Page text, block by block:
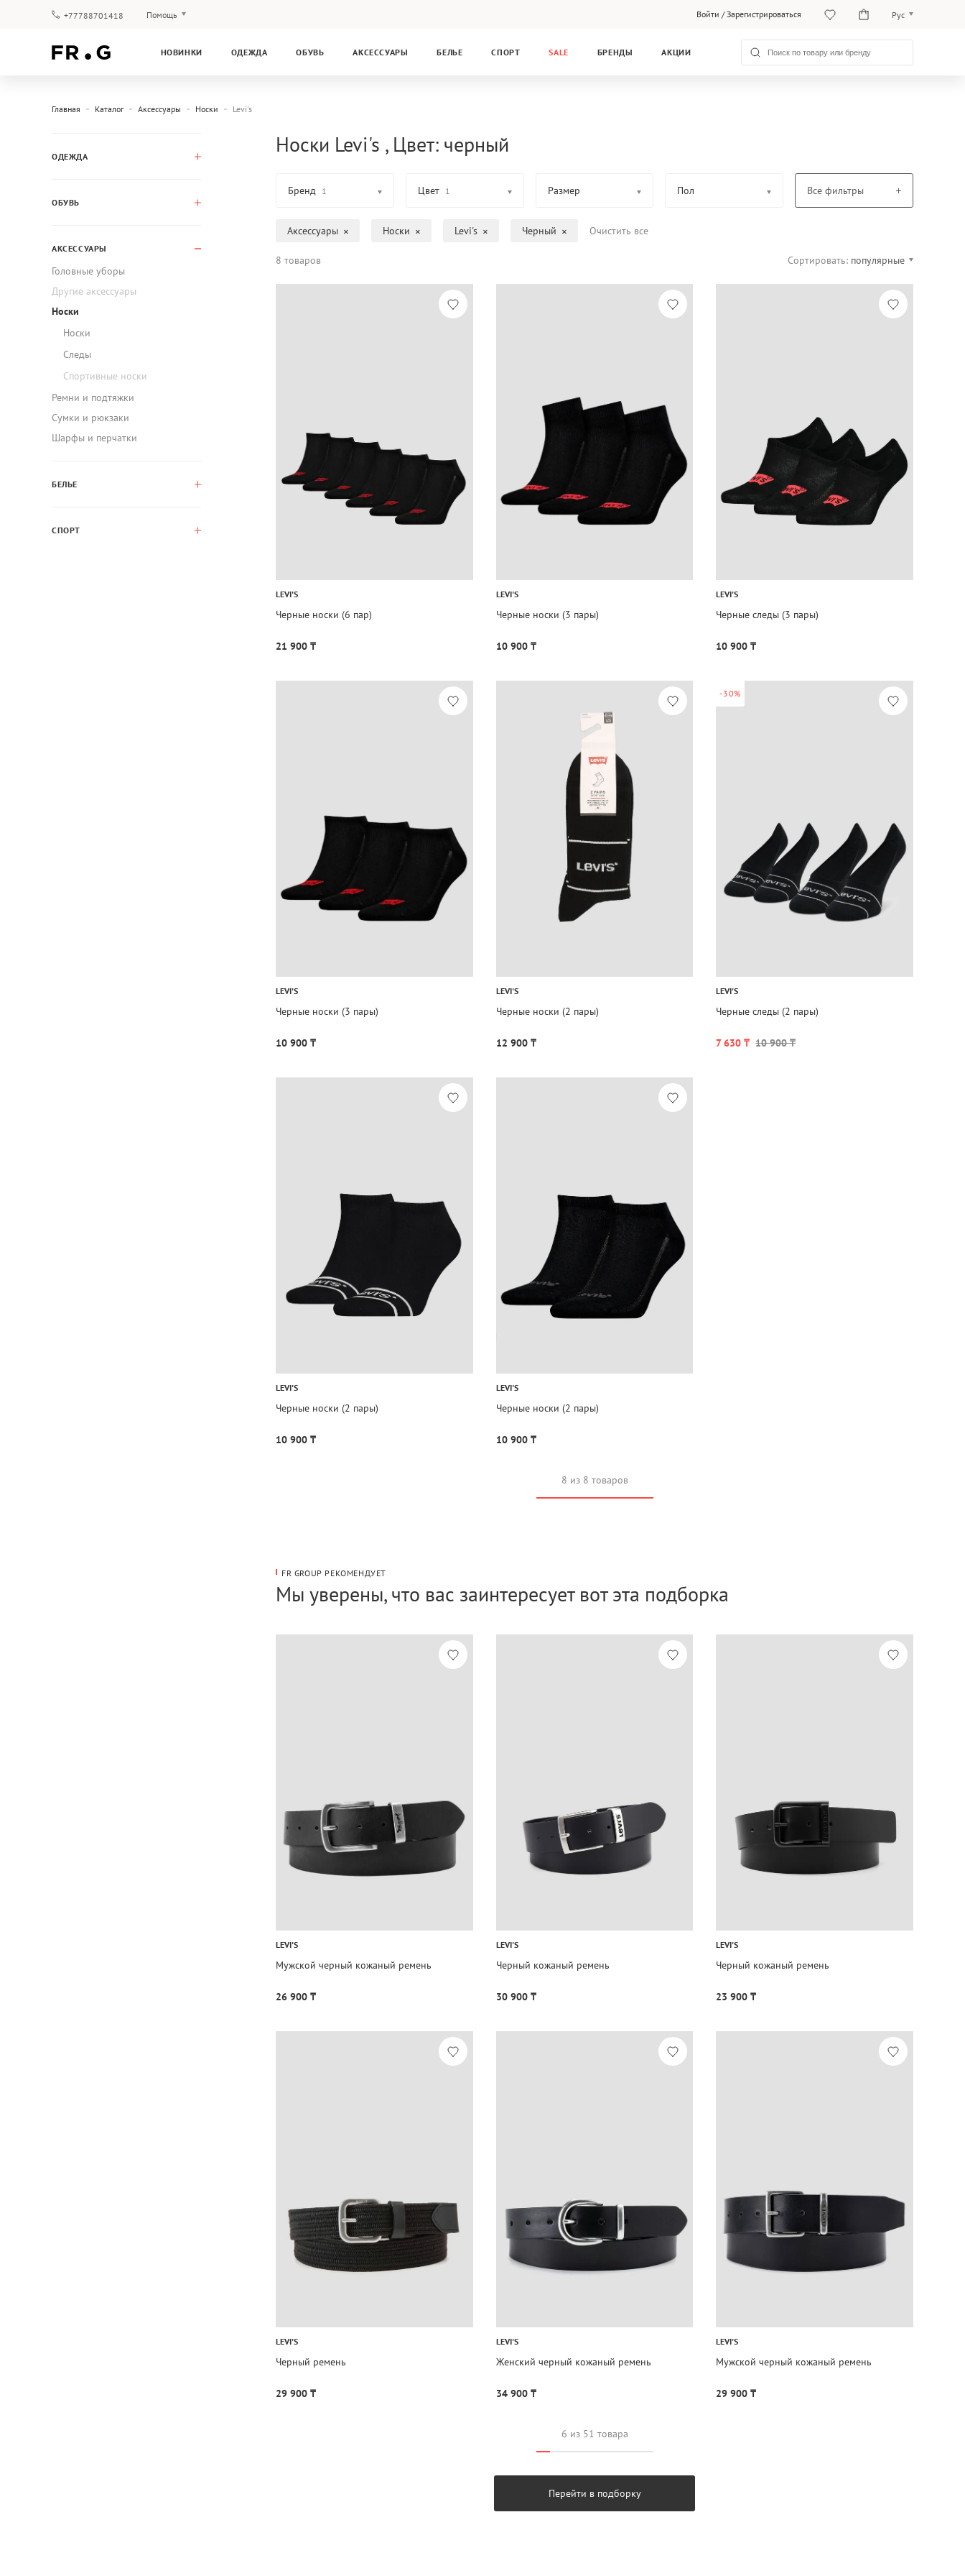
+77788701418 Помощь Войти /Зарегистрироваться Рус
Қаз
НОВИНКИ ОДЕЖДА ОБУВЬ АКСЕССУАРЫ БЕЛЬЕ СПОРТ SALE БРЕНДЫ АКЦИИ
Главная Каталог Аксессуары Носки Levi's
ОДЕЖДА
ОБУВЬ
АКСЕССУАРЫ
Головные уборы
Другие аксессуары
Носки
Носки
Следы
Спортивные носки
Ремни и подтяжки
Сумки и рюкзаки
Шарфы и перчатки
БЕЛЬЕ
СПОРТ
Носки Levi's , Цвет: черный
Бренд 1 Цвет 1 Размер Пол Все фильтры
Аксессуары Носки Levi's Черный Очистить все
8 товаров Сортировать: популярные
LEVI'S
Черные носки (6 пар)
21 900 ₸
LEVI'S
Черные носки (3 пары)
10 900 ₸
LEVI'S
Черные следы (3 пары)
10 900 ₸
LEVI'S
Черные носки (3 пары)
10 900 ₸
LEVI'S
Черные носки (2 пары)
12 900 ₸
-30%
LEVI'S
Черные следы (2 пары)
7 630 ₸ 10 900 ₸
LEVI'S
Черные носки (2 пары)
10 900 ₸
LEVI'S
Черные носки (2 пары)
10 900 ₸
8 из 8 товаров
FR GROUP РЕКОМЕНДУЕТ
Мы уверены, что вас заинтересует вот эта подборка
LEVI'S
Мужской черный кожаный ремень
26 900 ₸
LEVI'S
Черный кожаный ремень
30 900 ₸
LEVI'S
Черный кожаный ремень
23 900 ₸
LEVI'S
Черный ремень
29 900 ₸
LEVI'S
Женский черный кожаный ремень
34 900 ₸
LEVI'S
Мужской черный кожаный ремень
29 900 ₸
6 из 51 товара
Перейти в подборку